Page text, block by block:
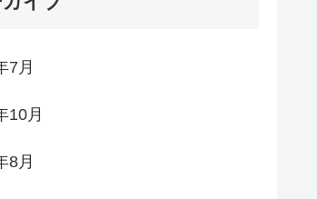
7月
10月
8月